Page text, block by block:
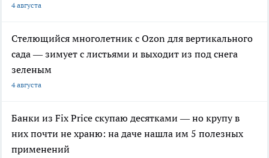
4 августа
Стелющийся многолетник с Ozon для вертикального
сада — зимует с листьями и выходит из под снега
зеленым
4 августа
Банки из Fix Price скупаю десятками — но крупу в
них почти не храню: на даче нашла им 5 полезных
применений